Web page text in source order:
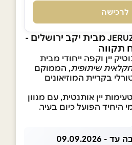
לרכישה
מבית יקב ירושלים -
תקווה
יין וקפה ייחודי מבית
שיתופית, הממוקם
בקריית המוזיאונים
יין אותנטית, עם מגוון
היחיד הפועל כיום בעיר.